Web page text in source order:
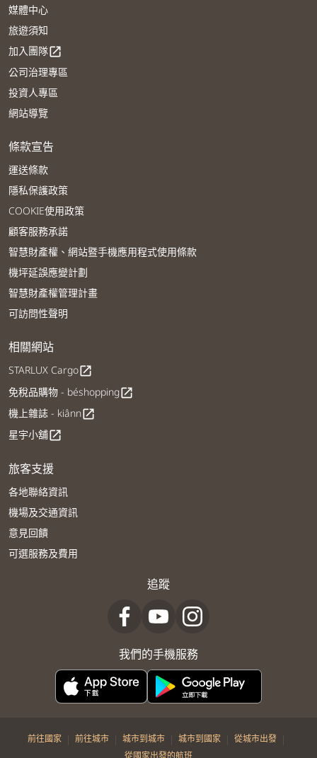
媒體中心
旅遊須知
加入團隊open_in_new
公司治理專區
投資人專區
網站導覽
條款宣告
運送條款
隱私保護政策
COOKIE使用政策
顧客服務承諾
智慧財產權、網站暨手機應用程式使用條款
機坪延誤應變計劃
智慧財產權管理計畫
可訪問性聲明
相關網站
STARLUX Cargoopen_in_new
免稅品購物 - béshoppingopen_in_new
機上雜誌 - kiânnopen_in_new
星宇小舖open_in_new
旅客支援
各地聯絡資訊
機場及交通資訊
意見回饋
可選服務及費用
追蹤
我們的手機服務
前往國家 | 前往城市 | 城市到城市 | 城市到國家 | 從城市出發 |